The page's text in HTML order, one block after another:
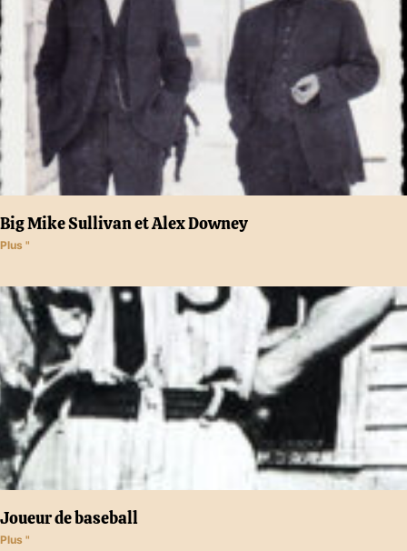
Big Mike Sullivan et Alex Downey
Plus "
Joueur de baseball
Plus "